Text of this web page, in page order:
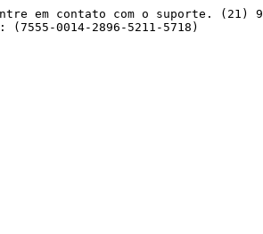
em contato com o suporte. (21)
(7555-0014-2896-5211-5718)